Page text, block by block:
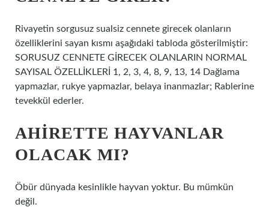
Rivayetin sorgusuz sualsiz cennete girecek olanların
özelliklerini sayan kısmı aşağıdaki tabloda gösterilmiştir:
SORUSUZ CENNETE GİRECEK OLANLARIN NORMAL
SAYISAL ÖZELLİKLERİ 1, 2, 3, 4, 8, 9, 13, 14 Dağlama
yapmazlar, rukye yapmazlar, belaya inanmazlar; Rablerine
tevekkül ederler.
AHIRETTE HAYVANLAR
OLACAK MI?
Öbür dünyada kesinlikle hayvan yoktur. Bu mümkün
değil.